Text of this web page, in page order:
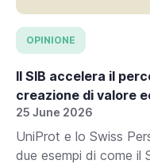
OPINIONE
Il SIB accelera il
creazione di valore
25 June 2026
UniProt e lo Swiss
due esempi di come il